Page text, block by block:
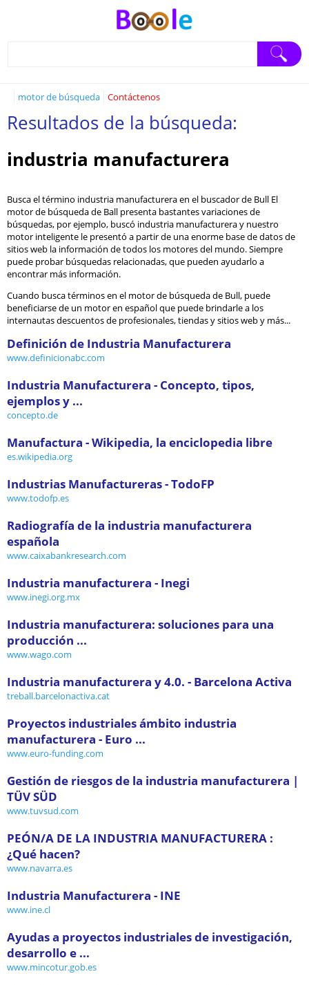
motor de búsqueda Contáctenos
Resultados de la búsqueda:
industria manufacturera
Busca el término industria manufacturera en el buscador de Bull El
motor de búsqueda de Ball presenta bastantes variaciones de
búsquedas, por ejemplo, buscó industria manufacturera y nuestro
motor inteligente le presentó a partir de una enorme base de datos de
sitios web la información de todos los motores del mundo. Siempre
puede probar búsquedas relacionadas, que pueden ayudarlo a
encontrar más información.
Cuando busca términos en el motor de búsqueda de Bull, puede
beneficiarse de un motor en español que puede brindarle a los
internautas descuentos de profesionales, tiendas y sitios web y más...
Definición de Industria Manufacturera
www.definicionabc.com
Industria Manufacturera - Concepto, tipos,
ejemplos y ...
concepto.de
Manufactura - Wikipedia, la enciclopedia libre
es.wikipedia.org
Industrias Manufactureras - TodoFP
www.todofp.es
Radiografía de la industria manufacturera
española
www.caixabankresearch.com
Industria manufacturera - Inegi
www.inegi.org.mx
Industria manufacturera: soluciones para una
producción ...
www.wago.com
Industria manufacturera y 4.0. - Barcelona Activa
treball.barcelonactiva.cat
Proyectos industriales ámbito industria
manufacturera - Euro ...
www.euro-funding.com
Gestión de riesgos de la industria manufacturera |
TÜV SÜD
www.tuvsud.com
PEÓN/A DE LA INDUSTRIA MANUFACTURERA :
¿Qué hacen?
www.navarra.es
Industria Manufacturera - INE
www.ine.cl
Ayudas a proyectos industriales de investigación,
desarrollo e ...
www.mincotur.gob.es